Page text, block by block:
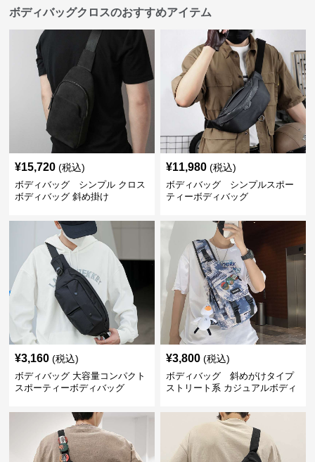
ボディバッグクロスのおすすめアイテム
¥15,720 (税込)
ボディバッグ シンプル クロス
ボディバッグ 斜め掛け
¥11,980 (税込)
ボディバッグ シンプルスポー
ティーボディバッグ
¥3,160 (税込)
ボディバッグ 大容量コンパクト
スポーティーボディバッグ
¥3,800 (税込)
ボディバッグ 斜めがけタイプ
ストリート系 カジュアルボディ